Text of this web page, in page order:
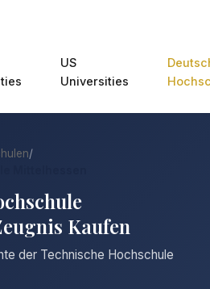
US
Universities
/
Kaufen
der Technische Hochschule